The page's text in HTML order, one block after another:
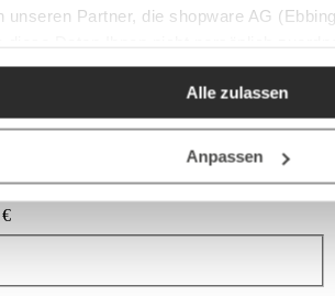
unseren Partner, die shopware AG
Alle zulassen
Anpassen
Giesser JASPER